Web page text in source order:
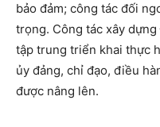
bảo đảm; công tác đối
trọng. Công tác xây
tập trung triển khai thực
ủy đảng, chỉ đạo, điều
được nâng lên.